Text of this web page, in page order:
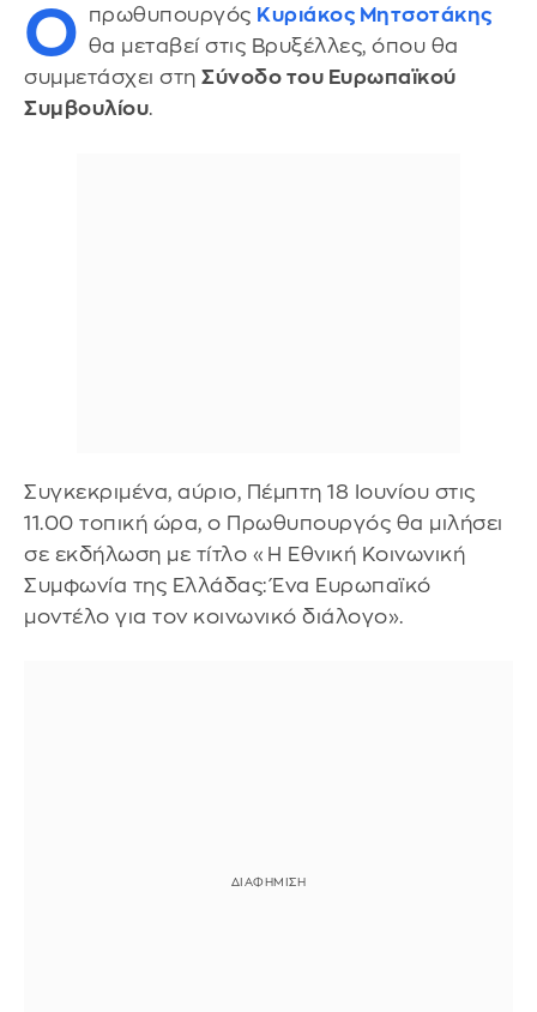
Ο πρωθυπουργός Κυριάκος Μητσοτάκης
θα μεταβεί στις Βρυξέλλες, όπου θα
συμμετάσχει στη Σύνοδο του Ευρωπαϊκού
Συμβουλίου.
Συγκεκριμένα, αύριο, Πέμπτη 18 Ιουνίου στις
11.00 τοπική ώρα, ο Πρωθυπουργός θα μιλήσει
σε εκδήλωση με τίτλο «Η Εθνική Κοινωνική
Συμφωνία της Ελλάδας: Ένα Ευρωπαϊκό
μοντέλο για τον κοινωνικό διάλογο».